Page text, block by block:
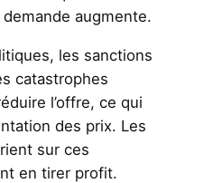
augmente.
les sanctions
catastrophes
l’offre, ce qui
des prix. Les
sur ces
en tirer profit.